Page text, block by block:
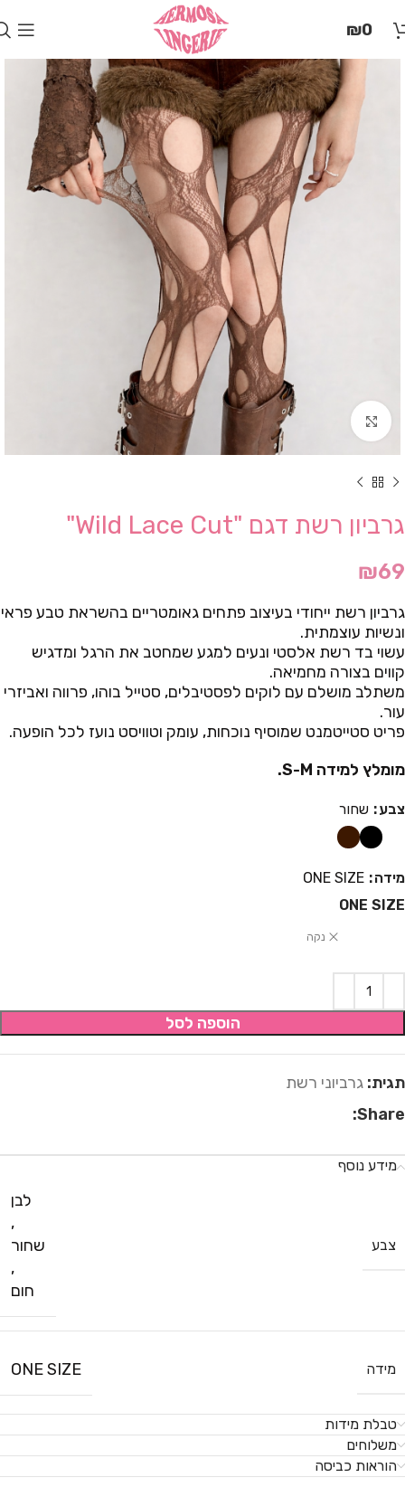
זֶה
מַעֲרֶכֶת
הישראלי
לְהַנְגָּשָׁת
אָתָרִים".
₪0
Click to enlarge
גרביון רשת דגם "Wild Lace Cut"
₪69
גרביון רשת ייחודי בעיצוב פתחים גאומטריים בהשראת טבע פראי
ונשיות עוצמתית.
עשוי בד רשת אלסטי ונעים למגע שמחטב את הרגל ומדגיש
קווים בצורה מחמיאה.
משתלב מושלם עם לוקים לפסטיבלים, סטייל בוהו, פרווה ואביזרי
עור.
פריט סטייטמנט שמוסיף נוכחות, עומק וטוויסט נועז לכל הופעה.
מומלץ למידה S-M.
צבע שחור
מידה
ONE SIZE
ONE SIZE
נקה
הוספה לסל
תגית: גרביוני רשת
Share:
מידע נוסף
צבע
לבן
,
שחור
,
חום
מידה ONE SIZE
טבלת מידות
משלוחים
הוראות כביסה